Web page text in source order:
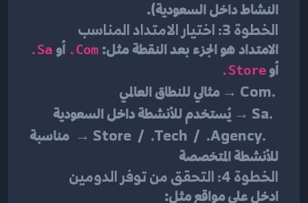
النشاط داخل السعودية).
الخطوة 3: اختيار الامتداد المناسب
الامتداد هو الجزء بعد النقطة مثل: .com أو .sa
أو .store
.com → مثالي للنطاق العالمي
.sa → يُستخدم للأنشطة داخل السعودية
.store / .tech / .agency
للأنشطة المتخصصة
الخطوة 4: التحقق من توفر الدومين
ادخل على مواقع مثل: